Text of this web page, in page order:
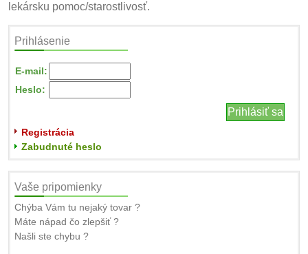
lekársku pomoc/starostlivosť.
Prihlásenie
E-mail:
Heslo:
Registrácia
Zabudnuté heslo
Vaše pripomienky
Chýba Vám tu nejaký tovar ?
Máte nápad čo zlepšiť ?
Našli ste chybu ?